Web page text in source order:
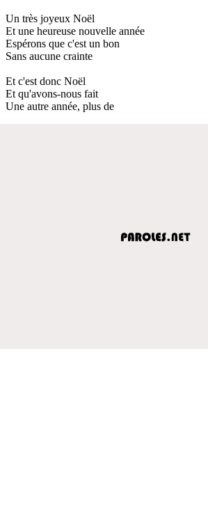
Un très joyeux Noël
Et une heureuse nouvelle année
Espérons que c'est un bon
Sans aucune crainte
Et c'est donc Noël
Et qu'avons-nous fait
Une autre année, plus de